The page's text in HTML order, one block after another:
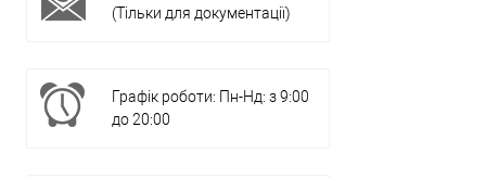
(Тільки для документації)
Графік роботи: Пн-Нд: з 9:00
до 20:00